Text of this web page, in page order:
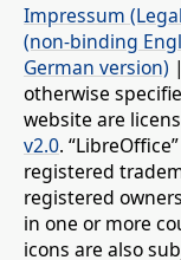
Impressum
(non-binding
German version)
otherwise
website are
v2.0.
registered
registered
in one or more
icons are also